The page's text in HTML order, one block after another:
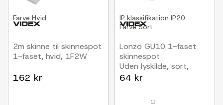
Farve Hvid
2m skinne til skinnespot
1-faset, hvid, 1F2W
162 kr
IP klassifikation IP20
FarveSort
Lonzo GU10 1-faset
skinnespot
Uden lyskilde, sort,
1F2W
64 kr